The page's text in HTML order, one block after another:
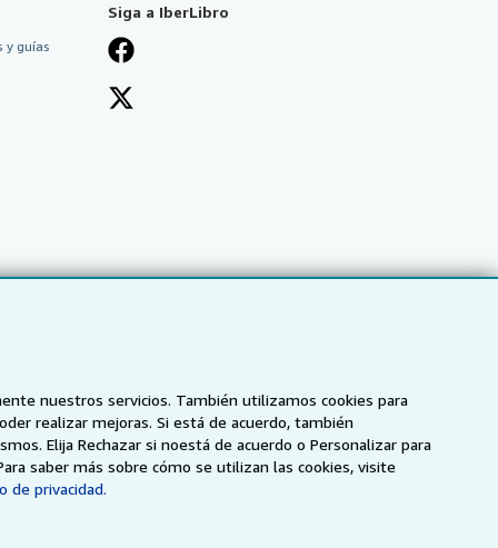
nuestros servicios. También utilizamos cookies para
realizar mejoras. Si está de acuerdo, también
Elija Rechazar si noestá de acuerdo o Personalizar para
saber más sobre cómo se utilizan las cookies, visite
de privacidad.
y guías
Siga a IberLibro
AbeBooks.ca ZVAB.com